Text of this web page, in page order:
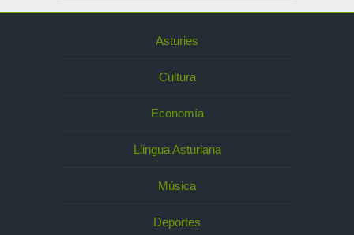
Asturies
Cultura
Economía
Llingua Asturiana
Música
Deportes